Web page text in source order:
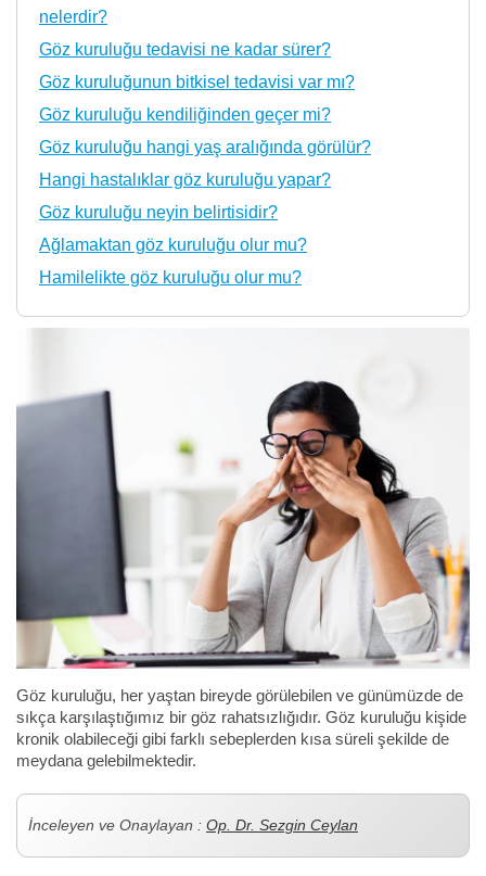
nelerdir?
Göz kuruluğu tedavisi ne kadar sürer?
Göz kuruluğunun bitkisel tedavisi var mı?
Göz kuruluğu kendiliğinden geçer mi?
Göz kuruluğu hangi yaş aralığında görülür?
Hangi hastalıklar göz kuruluğu yapar?
Göz kuruluğu neyin belirtisidir?
Ağlamaktan göz kuruluğu olur mu?
Hamilelikte göz kuruluğu olur mu?
Göz kuruluğu, her yaştan bireyde görülebilen ve günümüzde de
sıkça karşılaştığımız bir göz rahatsızlığıdır. Göz kuruluğu kişide
kronik olabileceği gibi farklı sebeplerden kısa süreli şekilde de
meydana gelebilmektedir.
İnceleyen ve Onaylayan : Op. Dr. Sezgin Ceylan